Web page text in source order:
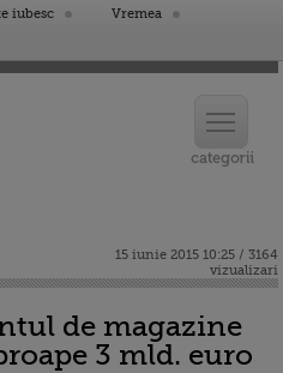
iubesc
Vremea
15 iunie 2015 10:25 / 3164
vizualizari
de magazine
3 mld. euro